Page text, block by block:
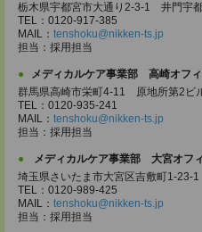
栃木県宇都宮市大通り2-3-1 井門宇
TEL：0120-917-385
MAIL： tenshoku@nikken-ts.jp
担当：採用担当
メディカルケア事業部 高崎オフ
群馬県高崎市栄町4-11 原地所第2ビ
TEL：0120-935-241
MAIL： tenshoku@nikken-ts.jp
担当：採用担当
メディカルケア事業部 大宮オフ
埼玉県さいたま市大宮区吉敷町1-
TEL：0120-989-425
MAIL： tenshoku@nikken-ts.jp
担当：採用担当